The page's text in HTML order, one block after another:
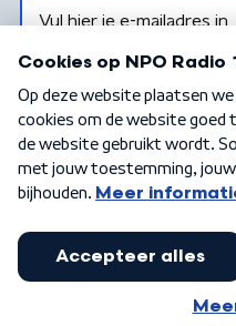
Algemene voorwaarden